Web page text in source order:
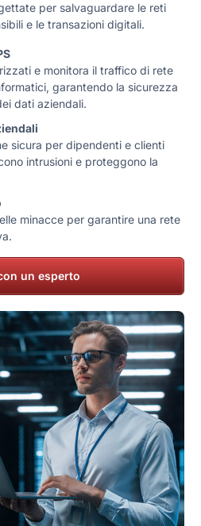
per salvaguardare le reti
e le transazioni digitali.
e monitora il traffico di rete
garantendo la sicurezza
dati aziendali.
sicura per dipendenti e clienti
intrusioni e proteggono la
minacce per garantire una rete
un esperto